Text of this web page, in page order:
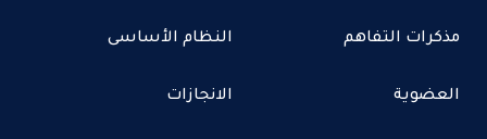
مذكرات التفاهم النظام الأساسى
العضوية الانجازات